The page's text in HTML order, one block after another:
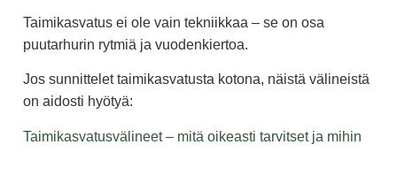
Taimikasvatus ei ole vain tekniikkaa – se on osa
puutarhurin rytmiä ja vuodenkiertoa.
Jos sunnittelet taimikasvatusta kotona, näistä välineistä
on aidosti hyötyä:
Taimikasvatusvälineet – mitä oikeasti tarvitset ja mihin